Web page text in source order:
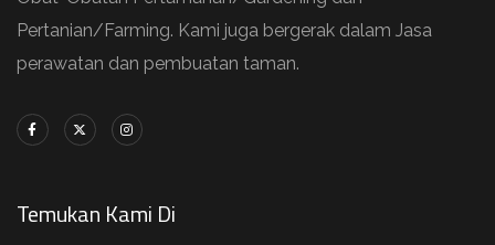
Pertanian/Farming. Kami juga bergerak dalam Jasa
perawatan dan pembuatan taman.
Temukan Kami Di